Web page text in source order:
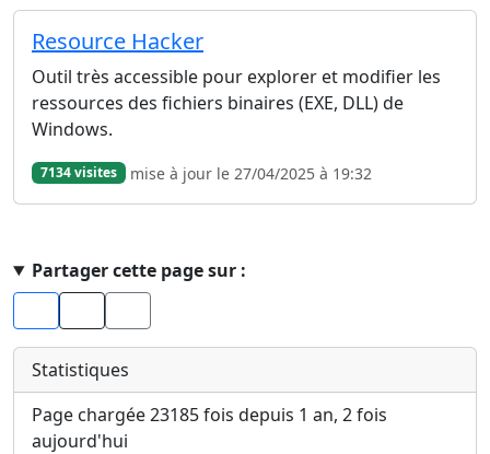
Resource Hacker
Outil très accessible pour explorer et modifier les
ressources des fichiers binaires (EXE, DLL) de
Windows.
7134 visites mise à jour le 27/04/2025 à 19:32
Partager cette page sur :
Facebook
Statistiques
Page chargée 23185 fois depuis 1 an, 2 fois
aujourd'hui